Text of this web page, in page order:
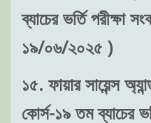
ব্যাচের ভর্তি পরীক্ষা
১৯/০৬/২০২৫ )
১৫. ফায়ার সায়েন্স
কোর্স-১৯ তম ব্যাচের